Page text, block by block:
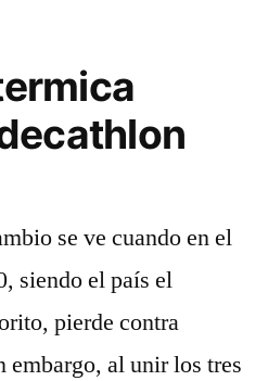
se ve cuando en el
siendo el país el
pierde contra
embargo, al unir los tres